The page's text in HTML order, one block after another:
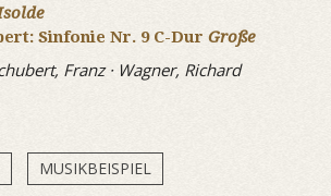
Sinfonie Nr. 9 C-Dur Große
Franz · Wagner, Richard
MUSIKBEISPIEL